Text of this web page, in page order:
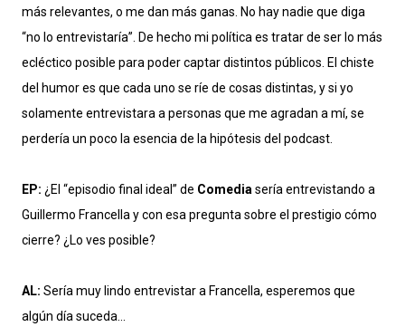
más relevantes, o me dan más ganas. No hay nadie que diga
“no lo entrevistaría”. De hecho mi política es tratar de ser lo más
ecléctico posible para poder captar distintos públicos. El chiste
del humor es que cada uno se ríe de cosas distintas, y si yo
solamente entrevistara a personas que me agradan a mí, se
perdería un poco la esencia de la hipótesis del podcast.
EP: ¿El “episodio final ideal” de Comediasería entrevistando a
Guillermo Francella y con esa pregunta sobre el prestigio cómo
cierre? ¿Lo ves posible?
AL: Sería muy lindo entrevistar a Francella, esperemos que
algún día suceda...